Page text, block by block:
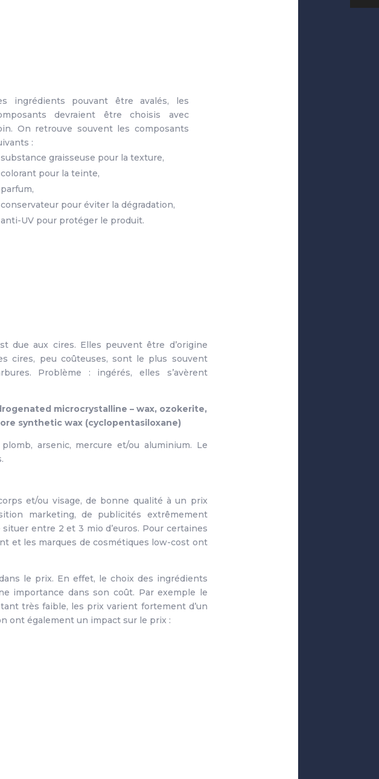
ingrédients pouvant être avalés, les
devraient être choisis avec
On retrouve souvent les composants
:
substance graisseuse pour la texture,
colorant pour la teinte,
parfum,
conservateur pour éviter la dégradation,
anti-UV pour protéger le produit.
due aux cires. Elles peuvent être d’origine
cires, peu coûteuses, sont le plus souvent
Problème : ingérés, elles s’avèrent
microcrystalline – wax, ozokerite,
synthetic wax (cyclopentasiloxane)
arsenic, mercure et/ou aluminium. Le
et/ou visage, de bonne qualité à un prix
marketing, de publicités extrêmement
entre 2 et 3 mio d’euros. Pour certaines
et les marques de cosmétiques low-cost ont
le prix. En effet, le choix des ingrédients
importance dans son coût. Par exemple le
très faible, les prix varient fortement d’un
ont également un impact sur le prix :